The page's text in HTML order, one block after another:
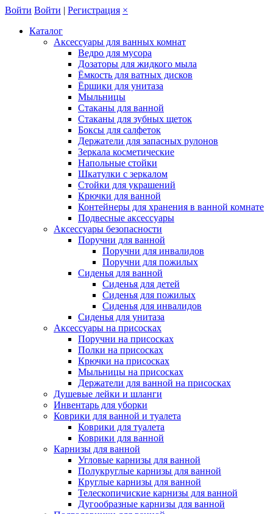
Войти Войти | Регистрация ×
Каталог
Аксессуары для ванных комнат
Ведро для мусора
Дозаторы для жидкого мыла
Ёмкость для ватных дисков
Ёршики для унитаза
Мыльницы
Стаканы для ванной
Стаканы для зубных щеток
Боксы для салфеток
Держатели для запасных рулонов
Зеркала косметические
Напольные стойки
Шкатулки с зеркалом
Стойки для украшений
Крючки для ванной
Контейнеры для хранения в ванной комнате
Подвесные аксессуары
Аксессуары безопасности
Поручни для ванной
Поручни для инвалидов
Поручни для пожилых
Сиденья для ванной
Сиденья для детей
Сиденья для пожилых
Сиденья для инвалидов
Сиденья для унитаза
Аксессуары на присосках
Поручни на присосках
Полки на присосках
Крючки на присосках
Мыльницы на присосках
Держатели для ванной на присосках
Душевые лейки и шланги
Инвентарь для уборки
Коврики для ванной и туалета
Коврики для туалета
Коврики для ванной
Карнизы для ванной
Угловые карнизы для ванной
Полукруглые карнизы для ванной
Круглые карнизы для ванной
Телескопичиские карнизы для ванной
Дугообразные карнизы для ванной